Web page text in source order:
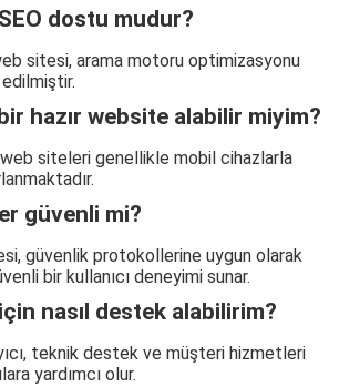
dostu mudur?
sitesi, arama motoru optimizasyonu
hazır website alabilir miyim?
web siteleri genellikle mobil cihazlarla
güvenli mi?
güvenlik protokollerine uygun olarak
bir kullanıcı deneyimi sunar.
nasıl destek alabilirim?
teknik destek ve müşteri hizmetleri
yardımcı olur.